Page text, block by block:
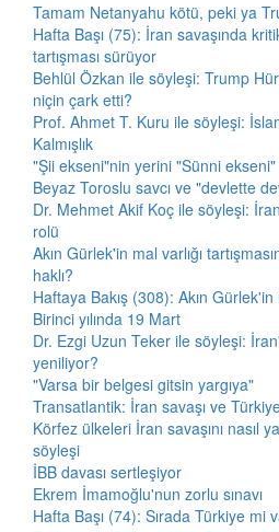
Tamam Netanyahu kötü, peki ya
Hafta Başı (75): İran savaşında
tartışması sürüyor
Behlül Özkan ile söyleşi: Trump
niçin çark etti?
Prof. Ahmet T. Kuru ile söyleşi:
Kalmışlık
"Şii ekseni"nin yerini "Sünni ekseni"
Beyaz Toroslu savcı ve "devlette
Dr. Mehmet Akif Koç ile söyleşi:
rolü
Akın Gürlek'in mal varlığı
haklı?
Haftaya Bakış (308): Akın Gürlek'in
Birinci yılında 19 Mart
Dr. Ezgi Uzun Teker ile söyleşi:
yeniliyor?
"Varsa bir belgesi gitsin yargıya"
Transatlantik: İran savaşı ve
Körfez ülkeleri İran savaşını nasıl
söyleşi
İBB davası sertleşiyor
Ekrem İmamoğlu'nun zorlu sınavı
Hafta Başı (74): Sırada Türkiye mi